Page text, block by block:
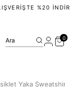
%20
Ara 0
Yaka